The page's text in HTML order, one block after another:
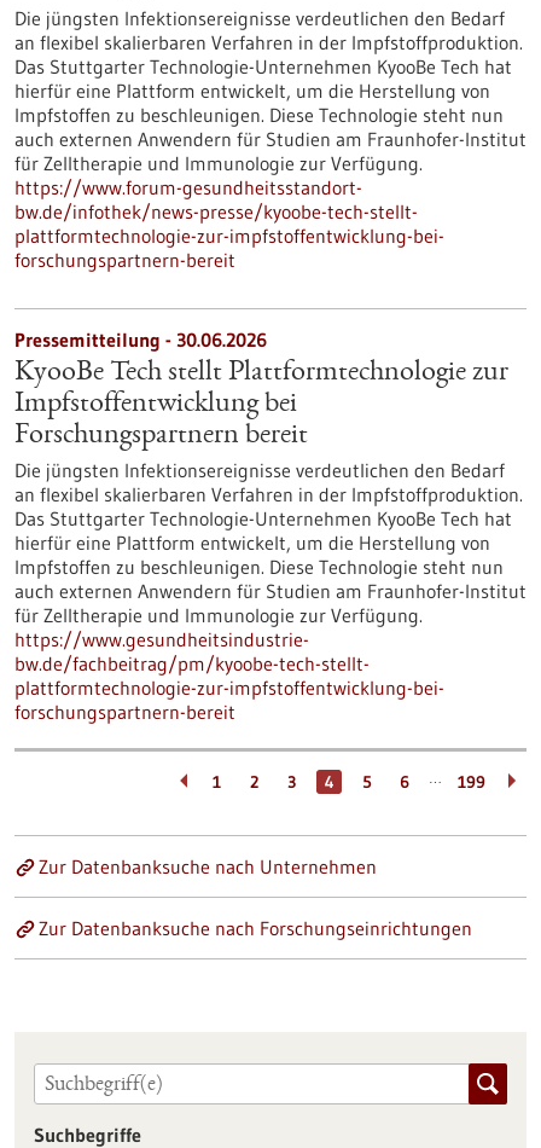
Die jüngsten Infektionsereignisse verdeutlichen den Bedarf
an flexibel skalierbaren Verfahren in der Impfstoffproduktion.
Das Stuttgarter Technologie-Unternehmen KyooBe Tech hat
hierfür eine Plattform entwickelt, um die Herstellung von
Impfstoffen zu beschleunigen. Diese Technologie steht nun
auch externen Anwendern für Studien am Fraunhofer-Institut
für Zelltherapie und Immunologie zur Verfügung.
https://www.forum-gesundheitsstandort-
bw.de/infothek/news-presse/kyoobe-tech-stellt-
plattformtechnologie-zur-impfstoffentwicklung-bei-
forschungspartnern-bereit
Pressemitteilung - 30.06.2026
KyooBe Tech stellt Plattformtechnologie zur
Impfstoffentwicklung bei
Forschungspartnern bereit
Die jüngsten Infektionsereignisse verdeutlichen den Bedarf
an flexibel skalierbaren Verfahren in der Impfstoffproduktion.
Das Stuttgarter Technologie-Unternehmen KyooBe Tech hat
hierfür eine Plattform entwickelt, um die Herstellung von
Impfstoffen zu beschleunigen. Diese Technologie steht nun
auch externen Anwendern für Studien am Fraunhofer-Institut
für Zelltherapie und Immunologie zur Verfügung.
https://www.gesundheitsindustrie-
bw.de/fachbeitrag/pm/kyoobe-tech-stellt-
plattformtechnologie-zur-impfstoffentwicklung-bei-
forschungspartnern-bereit
1 2 3 4 5 6 … 199
Zur Datenbanksuche nach Unternehmen
Zur Datenbanksuche nach Forschungseinrichtungen
Suchbegriffe